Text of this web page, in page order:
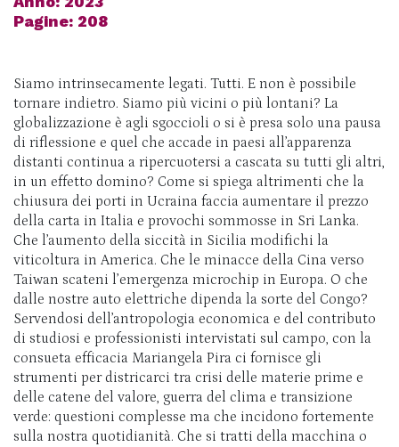
Pagine: 208
Siamo intrinsecamente legati. Tutti. E non è possibile
tornare indietro. Siamo più vicini o più lontani? La
globalizzazione è agli sgoccioli o si è presa solo una pausa
di riflessione e quel che accade in paesi all’apparenza
distanti continua a ripercuotersi a cascata su tutti gli altri,
in un effetto domino? Come si spiega altrimenti che la
chiusura dei porti in Ucraina faccia aumentare il prezzo
della carta in Italia e provochi sommosse in Sri Lanka.
Che l’aumento della siccità in Sicilia modifichi la
viticoltura in America. Che le minacce della Cina verso
Taiwan scateni l’emergenza microchip in Europa. O che
dalle nostre auto elettriche dipenda la sorte del Congo?
Servendosi dell’antropologia economica e del contributo
di studiosi e professionisti intervistati sul campo, con la
consueta efficacia Mariangela Pira ci fornisce gli
strumenti per districarci tra crisi delle materie prime e
delle catene del valore, guerra del clima e transizione
verde: questioni complesse ma che incidono fortemente
sulla nostra quotidianità. Che si tratti della macchina o